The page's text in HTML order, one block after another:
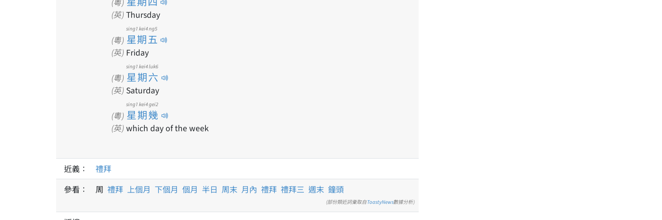
(英) Thursday
(粵) 星期五
sing1 kei4 ng5
(英) Friday
(粵) 星期六
sing1 kei4 luk6
(英) Saturday
(粵) 星期幾
sing1 kei4 gei2
(英) which day of the week
近義：
禮拜
參看：
周 禮拜 上個月 下個月 個月 半日 周末 月內 禮拜 禮拜三 週末 鐘頭
(部份類近詞彙取自ToastyNews數據分析)